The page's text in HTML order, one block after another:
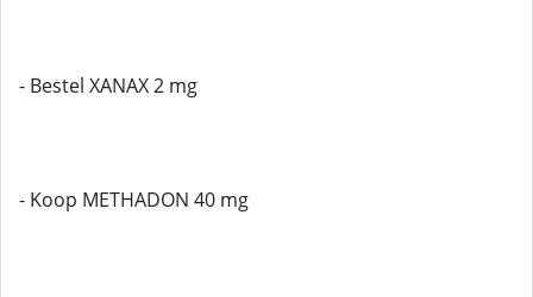
- Bestel XANAX 2 mg
- Koop METHADON 40 mg